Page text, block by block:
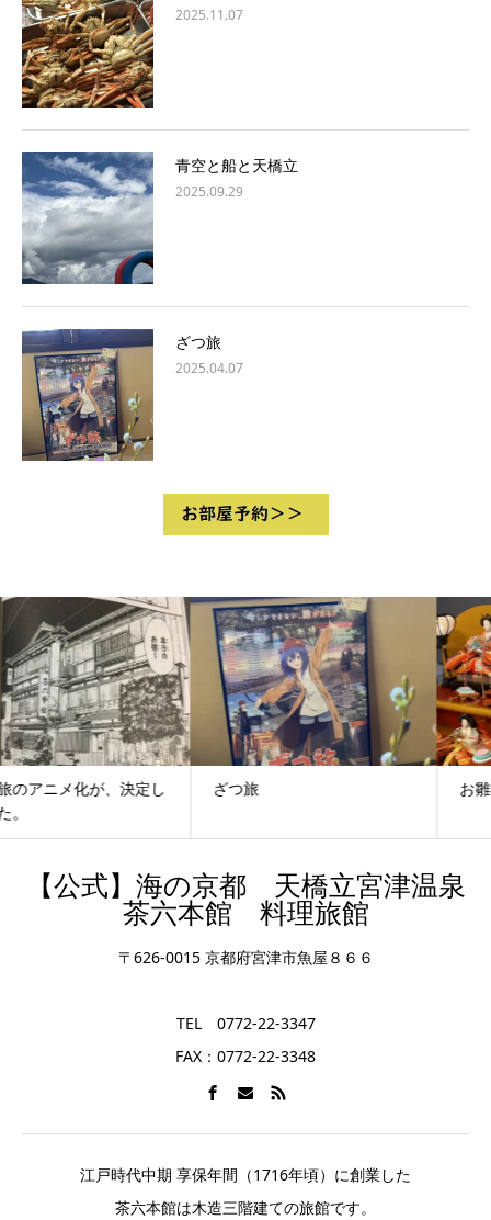
2025.11.07
青空と船と天橋立
2025.09.29
ざつ旅
2025.04.07
ざつ旅
【公式】海の京都 天橋立宮津温泉
茶六本館 料理旅館
〒626-0015 京都府宮津市魚屋８６６
TEL 0772-22-3347
FAX：0772-22-3348
江戸時代中期 享保年間（1716年頃）に創業した
茶六本館は木造三階建ての旅館です。